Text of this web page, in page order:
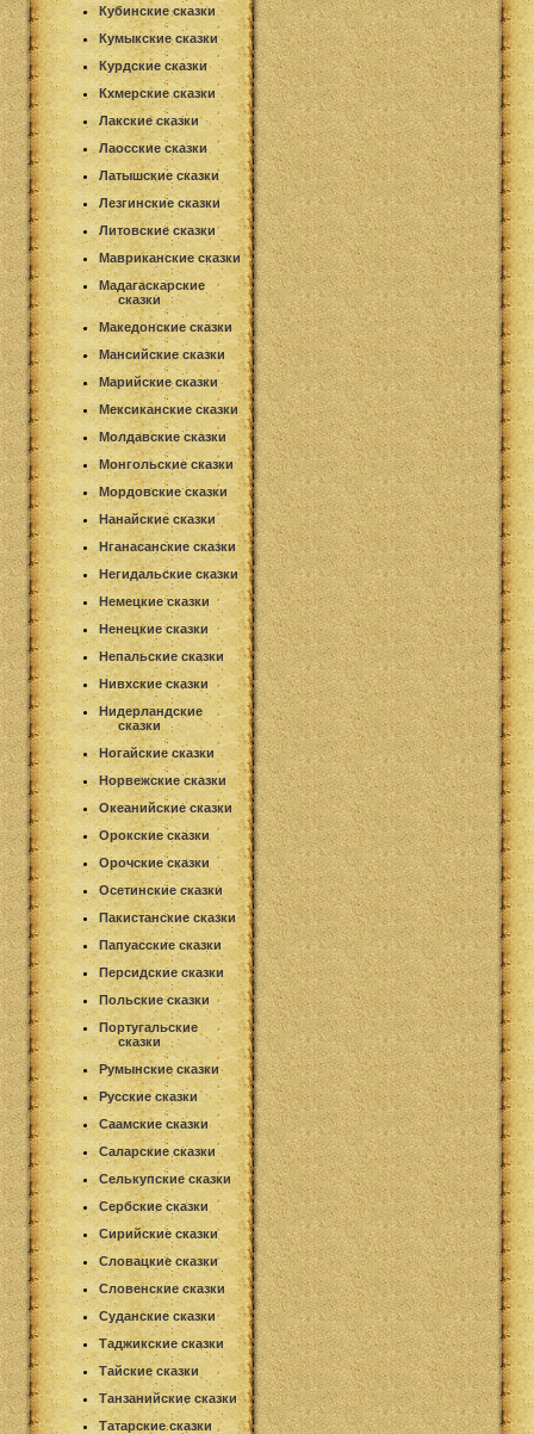
Кубинские сказки
Кумыкские сказки
Курдские сказки
Кхмерские сказки
Лакские сказки
Лаосские сказки
Латышские сказки
Лезгинские сказки
Литовские сказки
Мавриканские сказки
Мадагаскарские
сказки
Македонские сказки
Мансийские сказки
Марийские сказки
Мексиканские сказки
Молдавские сказки
Монгольские сказки
Мордовские сказки
Нанайские сказки
Нганасанские сказки
Негидальские сказки
Немецкие сказки
Ненецкие сказки
Непальские сказки
Нивхские сказки
Нидерландские
сказки
Ногайские сказки
Норвежские сказки
Океанийские сказки
Орокские сказки
Орочские сказки
Осетинские сказки
Пакистанские сказки
Папуасские сказки
Персидские сказки
Польские сказки
Португальские
сказки
Румынские сказки
Русские сказки
Саамские сказки
Саларские сказки
Селькупские сказки
Сербские сказки
Сирийские сказки
Словацкие сказки
Словенские сказки
Суданские сказки
Таджикские сказки
Тайские сказки
Танзанийские сказки
Татарские сказки